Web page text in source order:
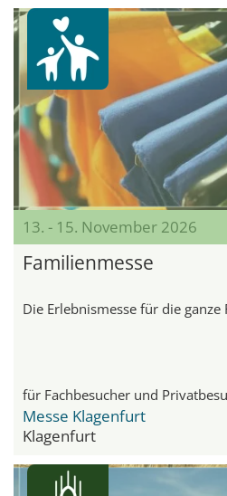
13. - 15. November 2026
Familienmesse
Die Erlebnismesse für die ganze
für Fachbesucher und
Messe Klagenfurt
Klagenfurt